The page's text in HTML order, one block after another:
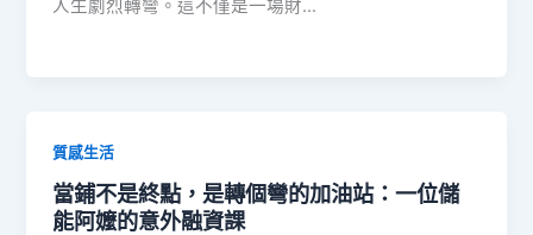
人生劇烈轉彎。這不僅是一場財…
質感生活
當鋪不是終點，是轉個彎的加油站：一位儲
能阿嬤的意外融資課